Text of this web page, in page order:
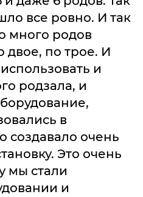
все ровно. И так
много родов
по трое. И
и
родзала, и
в
создавало очень
Это очень
мы стали
и